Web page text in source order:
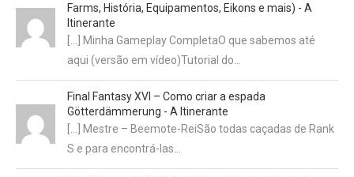
Farms, História, Equipamentos, Eikons e mais) - A
Itinerante
[…] Minha Gameplay CompletaO que sabemos até
aqui (versão em vídeo)Tutorial do…
Final Fantasy XVI – Como criar a espada
Götterdämmerung - A Itinerante
[…] Mestre – Beemote-ReiSão todas caçadas de Rank
S e para encontrá-las…